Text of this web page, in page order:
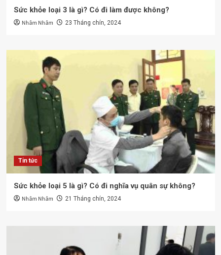
Sức khỏe loại 3 là gì? Có đi làm được không?
Nhâm Nhâm 23 Tháng chín, 2024
Tin tức
Sức khỏe loại 5 là gì? Có đi nghĩa vụ quân sự không?
Nhâm Nhâm 21 Tháng chín, 2024